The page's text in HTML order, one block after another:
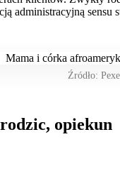
administracyjną
Źródło:
opiekun